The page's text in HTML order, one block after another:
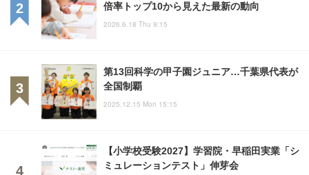
倍率トップ10から見えた最新の動向
2026.6.18 Thu 9:15
第13回科学の甲子園ジュニア…千葉県代表が
全国制覇
2025.12.15 Mon 15:15
【小学校受験2027】学習院・早稲田実業「シ
ミュレーションテスト」伸芽会